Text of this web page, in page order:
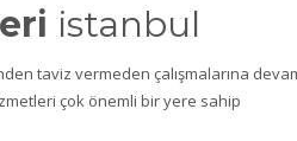
istanbul
taviz vermeden çalışmalarına
çok önemli bir yere sahip